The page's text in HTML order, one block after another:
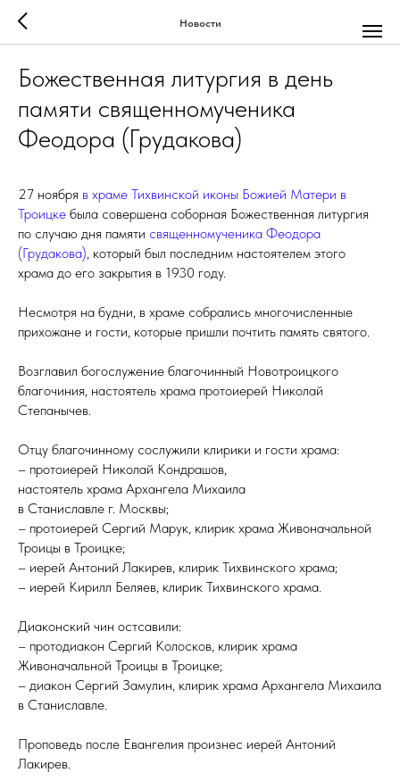
Новости
Божественная литургия в день
памяти священномученика
Феодора (Грудакова)
27 ноября в храме Тихвинской иконы Божией Матери в
Троицке была совершена соборная Божественная литургия
по случаю дня памяти священномученика Феодора
(Грудакова), который был последним настоятелем этого
храма до его закрытия в 1930 году.
Несмотря на будни, в храме собрались многочисленные
прихожане и гости, которые пришли почтить память святого.
Возглавил богослужение благочинный Новотроицкого
благочиния, настоятель храма протоиерей Николай
Степанычев.
Отцу благочинному сослужили клирики и гости храма:
– протоиерей Николай Кондрашов,
настоятель храма Архангела Михаила
в Станиславле г. Москвы;
– протоиерей Сергий Марук, клирик храма Живоначальной
Троицы в Троицке;
– иерей Антоний Лакирев, клирик Тихвинского храма;
– иерей Кирилл Беляев, клирик Тихвинского храма.
Диаконский чин остсавили:
– протодиакон Сергий Колосков, клирик храма
Живоначальной Троицы в Троицке;
– диакон Сергий Замулин, клирик храма Архангела Михаила
в Станиславле.
Проповедь после Евангелия произнес иерей Антоний
Лакирев.